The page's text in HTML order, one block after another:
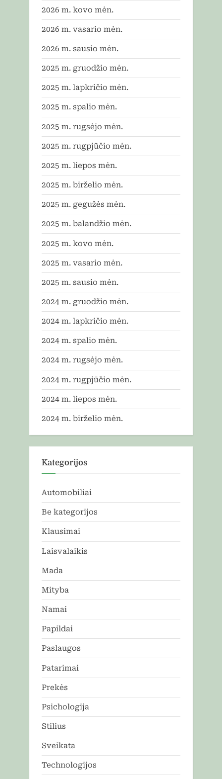
2026 m. kovo mėn.
2026 m. vasario mėn.
2026 m. sausio mėn.
2025 m. gruodžio mėn.
2025 m. lapkričio mėn.
2025 m. spalio mėn.
2025 m. rugsėjo mėn.
2025 m. rugpjūčio mėn.
2025 m. liepos mėn.
2025 m. birželio mėn.
2025 m. gegužės mėn.
2025 m. balandžio mėn.
2025 m. kovo mėn.
2025 m. vasario mėn.
2025 m. sausio mėn.
2024 m. gruodžio mėn.
2024 m. lapkričio mėn.
2024 m. spalio mėn.
2024 m. rugsėjo mėn.
2024 m. rugpjūčio mėn.
2024 m. liepos mėn.
2024 m. birželio mėn.
Kategorijos
Automobiliai
Be kategorijos
Klausimai
Laisvalaikis
Mada
Mityba
Namai
Papildai
Paslaugos
Patarimai
Prekės
Psichologija
Stilius
Sveikata
Technologijos